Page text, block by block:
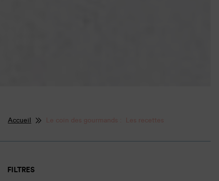
Accueil Le coin des gourmands : Les recettes
FILTRES